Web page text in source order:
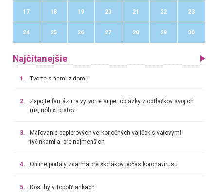
17 18 19 20 21 22 23
24 25 26 27 28 29 30
Najčítanejšie
1. Tvorte s nami z domu
2.
Zapojte fantáziu a vytvorte super obrázky z odtlačkov svojich
rúk, nôh či prstov
3.
Maľovanie papierových veľkonočných vajíčok s vatovými
tyčinkami aj pre najmenších
4. Online portály zdarma pre školákov počas koronavírusu
5. Dostihy v Topoľčiankach